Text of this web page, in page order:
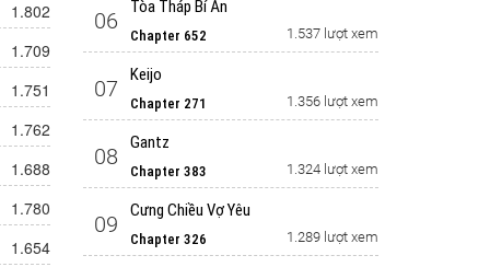
1.802
1.709
1.751
1.762
1.688
1.780
1.654
06
Tòa Tháp Bí Ẩn
Chapter 652 1.537 lượt xem
07
Keijo
Chapter 271 1.356 lượt xem
08
Gantz
Chapter 383 1.324 lượt xem
09
Cưng Chiều Vợ Yêu
Chapter 326 1.289 lượt xem